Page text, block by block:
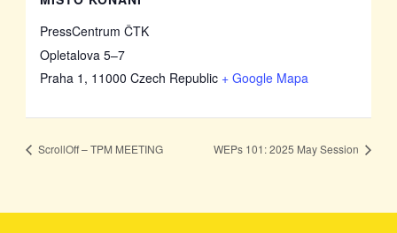
PressCentrum ČTK
Opletalova 5–7
Praha 1 , 11000 Czech Republic + Google Mapa
ScrollOff – TPM MEETING WEPs 101: 2025 May Session